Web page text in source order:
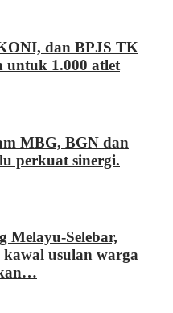
dan BPJS TK
untuk 1.000 atlet
MBG, BGN dan
perkuat sinergi.
Melayu-Selebar,
usulan warga